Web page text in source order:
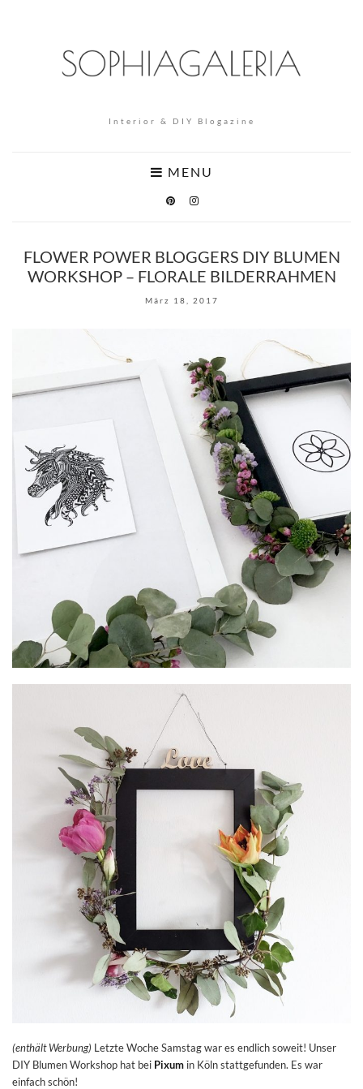
Interior & DIY Blogazine
MENU
FLOWER POWER BLOGGERS DIY BLUMEN
WORKSHOP – FLORALE BILDERRAHMEN
März 18, 2017
(enthält Werbung) Letzte Woche Samstag war es endlich soweit! Unser
DIY Blumen Workshop hat bei Pixum in Köln stattgefunden. Es war
einfach schön!